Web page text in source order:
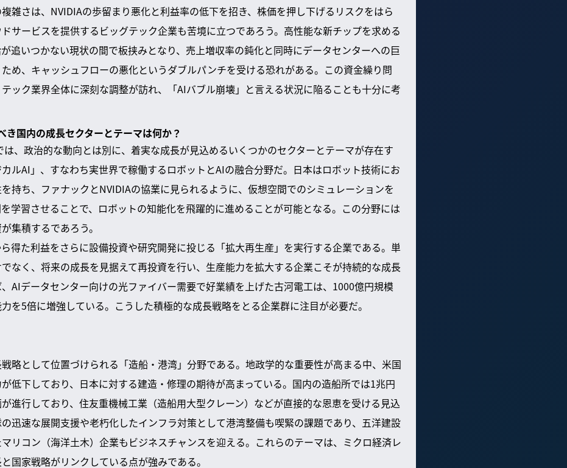
雑さは、NVIDIAの歩留まり悪化と利益率の低下を招き、株価を押し下げるリスクをはら
サービスを提供するビッグテック企業も苦境に立つであろう。高性能な新チップを求める
追いつかない現状の間で板挟みとなり、売上増収率の鈍化と同時にデータセンターへの巨
め、キャッシュフローの悪化というダブルパンチを受ける恐れがある。この資金繰り問
ック業界全体に深刻な調整が訪れ、「AIバブル崩壊」と言える状況に陥ることも十分に考
き国内の成長セクターとテーマは何か？
、政治的な動向とは別に、着実な成長が見込めるいくつかのセクターとテーマが存在す
ルAI」、すなわち実世界で稼働するロボットとAIの融合分野だ。日本はロボット技術にお
持ち、ファナックとNVIDIAの協業に見られるように、仮想空間でのシミュレーションを
学習させることで、ロボットの知能化を飛躍的に進めることが可能となる。この分野には
集積するであろう。
得た利益をさらに設備投資や研究開発に投じる「拡大再生産」を実行する企業である。単
なく、将来の成長を見据えて再投資を行い、生産能力を拡大する企業こそが持続的な成長
AIデータセンター向けの光ファイバー需要で好業績を上げた古河電工は、1000億円規模
を5倍に増強している。こうした積極的な成長戦略をとる企業群に注目が必要だ。
略として位置づけられる「造船・港湾」分野である。地政学的な重要性が高まる中、米国
低下しており、日本に対する建造・修理の期待が高まっている。国内の造船所では1兆円
進行しており、住友重機械工業（造船用大型クレーン）などが直接的な恩恵を受ける見込
迅速な展開支援や老朽化したインフラ対策として港湾整備も喫緊の課題であり、五洋建設
リコン（海洋土木）企業もビジネスチャンスを迎える。これらのテーマは、ミクロ経済レ
国家戦略がリンクしている点が強みである。